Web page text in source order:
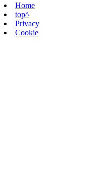
Home
top^
Privacy
Cookie